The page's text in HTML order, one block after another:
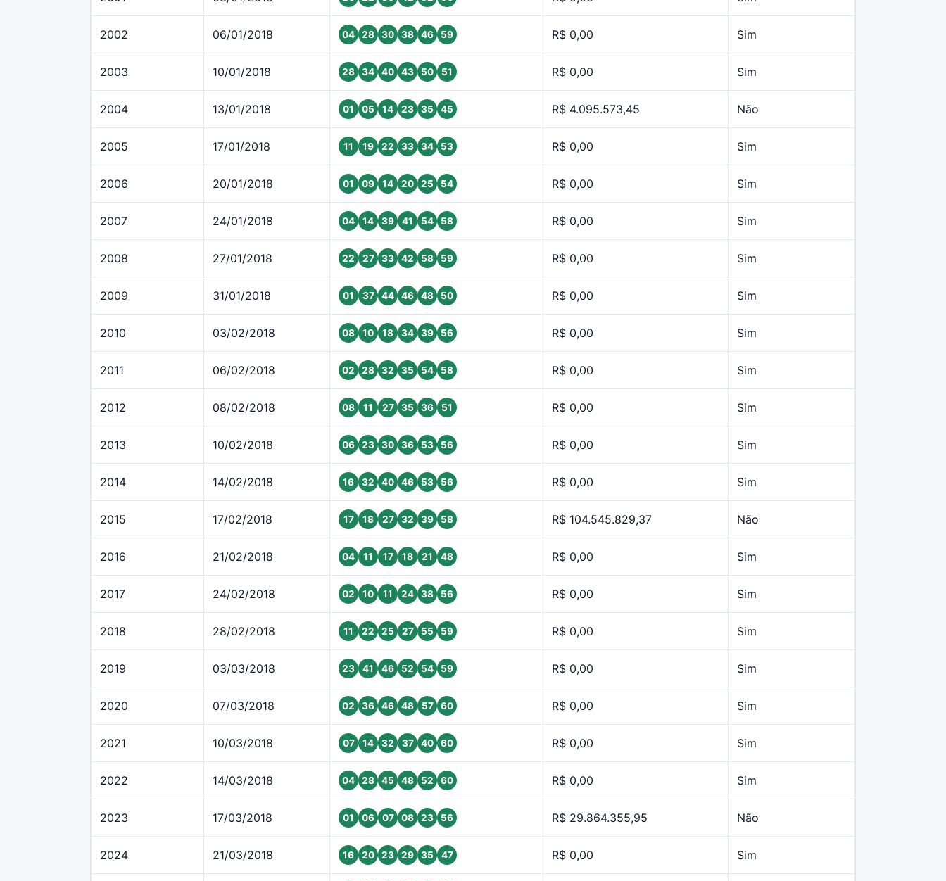
2002 06/01/2018 04 28 30 38 46 59 R$ 0,00 Sim
2003 10/01/2018 28 34 40 43 50 51 R$ 0,00 Sim
2004 13/01/2018 01 05 14 23 35 45 R$ 4.095.573,45 Não
2005 17/01/2018 11 19 22 33 34 53 R$ 0,00 Sim
2006 20/01/2018 01 09 14 20 25 54 R$ 0,00 Sim
2007 24/01/2018 04 14 39 41 54 58 R$ 0,00 Sim
2008 27/01/2018 22 27 33 42 58 59 R$ 0,00 Sim
2009 31/01/2018 01 37 44 46 48 50 R$ 0,00 Sim
2010 03/02/2018 08 10 18 34 39 56 R$ 0,00 Sim
2011 06/02/2018 02 28 32 35 54 58 R$ 0,00 Sim
2012 08/02/2018 08 11 27 35 36 51 R$ 0,00 Sim
2013 10/02/2018 06 23 30 36 53 56 R$ 0,00 Sim
2014 14/02/2018 16 32 40 46 53 56 R$ 0,00 Sim
2015 17/02/2018 17 18 27 32 39 58 R$ 104.545.829,37 Não
2016 21/02/2018 04 11 17 18 21 48 R$ 0,00 Sim
2017 24/02/2018 02 10 11 24 38 56 R$ 0,00 Sim
2018 28/02/2018 11 22 25 27 55 59 R$ 0,00 Sim
2019 03/03/2018 23 41 46 52 54 59 R$ 0,00 Sim
2020 07/03/2018 02 36 46 48 57 60 R$ 0,00 Sim
2021 10/03/2018 07 14 32 37 40 60 R$ 0,00 Sim
2022 14/03/2018 04 28 45 48 52 60 R$ 0,00 Sim
2023 17/03/2018 01 06 07 08 23 56 R$ 29.864.355,95 Não
2024 21/03/2018 16 20 23 29 35 47 R$ 0,00 Sim